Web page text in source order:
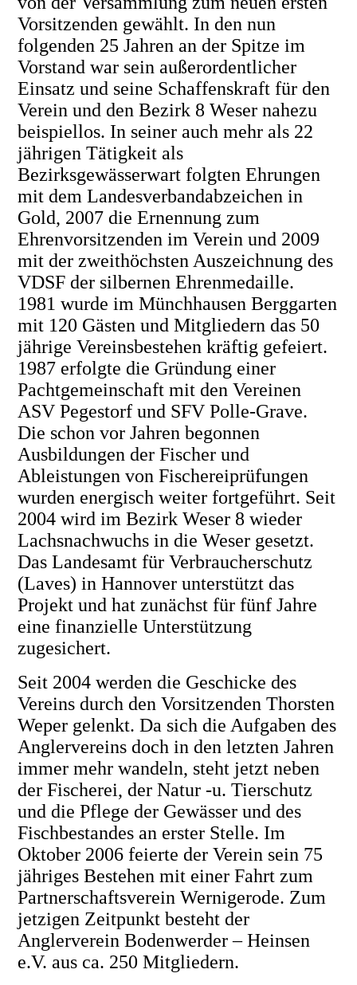
Vorsitzenden gewählt. In den nun
folgenden 25 Jahren an der Spitze im
Vorstand war sein außerordentlicher
Einsatz und seine Schaffenskraft für den
Verein und den Bezirk 8 Weser nahezu
beispiellos. In seiner auch mehr als 22
jährigen Tätigkeit als
Bezirksgewässerwart folgten Ehrungen
mit dem Landesverbandabzeichen in
Gold, 2007 die Ernennung zum
Ehrenvorsitzenden im Verein und 2009
mit der zweithöchsten Auszeichnung des
VDSF der silbernen Ehrenmedaille.
1981 wurde im Münchhausen Berggarten
mit 120 Gästen und Mitgliedern das 50
jährige Vereinsbestehen kräftig gefeiert.
1987 erfolgte die Gründung einer
Pachtgemeinschaft mit den Vereinen
ASV Pegestorf und SFV Polle-Grave.
Die schon vor Jahren begonnen
Ausbildungen der Fischer und
Ableistungen von Fischereiprüfungen
wurden energisch weiter fortgeführt. Seit
2004 wird im Bezirk Weser 8 wieder
Lachsnachwuchs in die Weser gesetzt.
Das Landesamt für Verbraucherschutz
(Laves) in Hannover unterstützt das
Projekt und hat zunächst für fünf Jahre
eine finanzielle Unterstützung
zugesichert.
Seit 2004 werden die Geschicke des
Vereins durch den Vorsitzenden Thorsten
Weper gelenkt. Da sich die Aufgaben des
Anglervereins doch in den letzten Jahren
immer mehr wandeln, steht jetzt neben
der Fischerei, der Natur -u. Tierschutz
und die Pflege der Gewässer und des
Fischbestandes an erster Stelle. Im
Oktober 2006 feierte der Verein sein 75
jähriges Bestehen mit einer Fahrt zum
Partnerschaftsverein Wernigerode. Zum
jetzigen Zeitpunkt besteht der
Anglerverein Bodenwerder – Heinsen
e.V. aus ca. 250 Mitgliedern.